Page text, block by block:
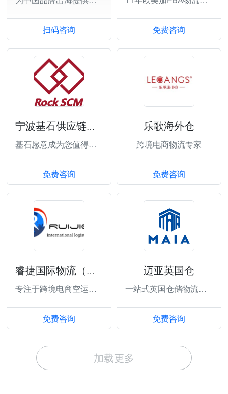
扫码咨询 免费咨询
宁波基石供应链管理有限公司
基石愿意成为您值得信赖的跨境电商物流服务
免费咨询
乐歌海外仓
跨境电商物流专家
免费咨询
睿捷国际物流（广州）有限公司
专注于跨境电商空运专线
免费咨询
迈亚英国仓
一站式英国仓储物流服务
免费咨询
加载更多